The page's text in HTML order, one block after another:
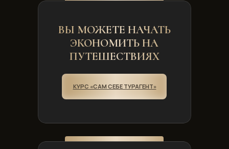
ВЫ МОЖЕТЕ НАЧАТЬ
ЭКОНОМИТЬ НА
ПУТЕШЕСТВИЯХ
КУРС «САМ СЕБЕ ТУРАГЕНТ»